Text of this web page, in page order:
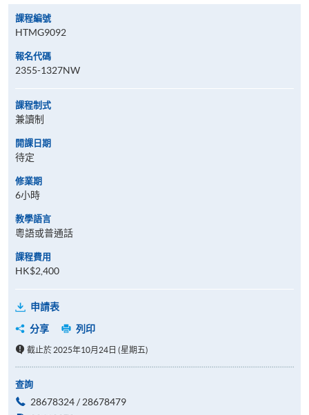
課程編號
HTMG9092
報名代碼
2355-1327NW
課程制式
兼讀制
開課日期
待定
修業期
6小時
教學語言
粵語或普通話
課程費用
HK$2,400
申請表
分享
列印
截止於 2025年10月24日 (星期五)
查詢
28678324 / 28678479